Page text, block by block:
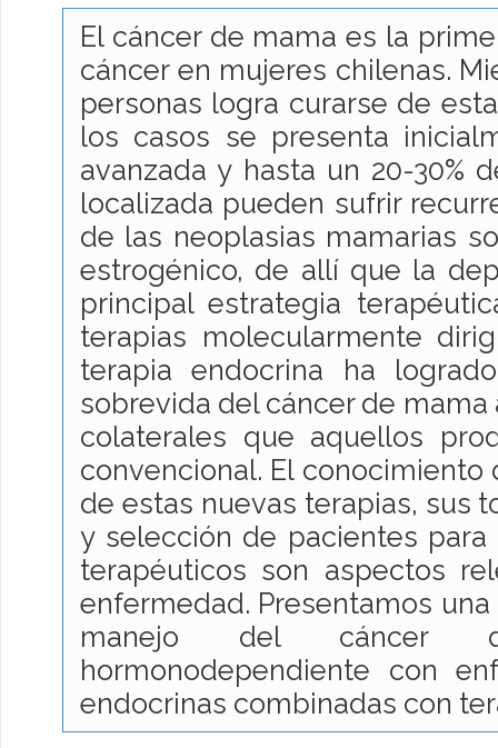
El cáncer de mama es la
cáncer en mujeres chilenas.
personas logra curarse de
los casos se presenta
avanzada y hasta un 20-30%
localizada pueden sufrir
de las neoplasias mamarias
estrogénico, de allí que la
principal estrategia
terapias molecularmente
terapia endocrina ha
sobrevida del cáncer de
colaterales que aquellos
convencional. El
de estas nuevas terapias, sus
y selección de pacientes
terapéuticos son aspectos
enfermedad. Presentamos
manejo del cáncer
hormonodependiente con
endocrinas combinadas con